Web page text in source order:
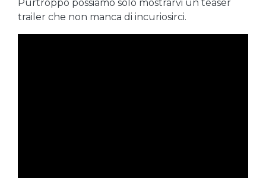
Purtroppo possiamo solo mostrarvi un teaser
trailer che non manca di incuriosirci.